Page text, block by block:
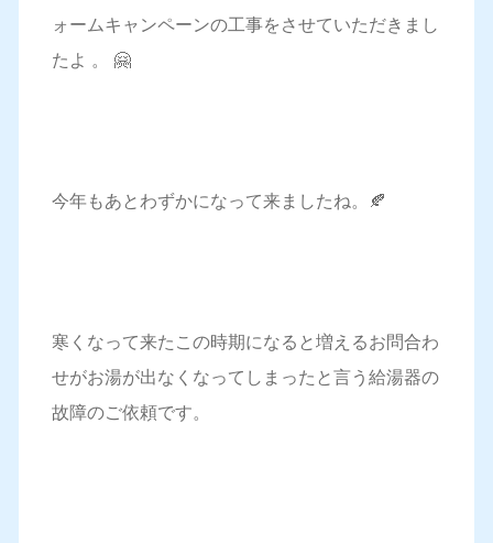
ォームキャンペーンの工事をさせていただきまし
たよ 。 🤗
今年もあとわずかになって来ましたね。🍂
寒くなって来たこの時期になると増えるお問合わ
せがお湯が出なくなってしまったと言う給湯器の
故障のご依頼です。